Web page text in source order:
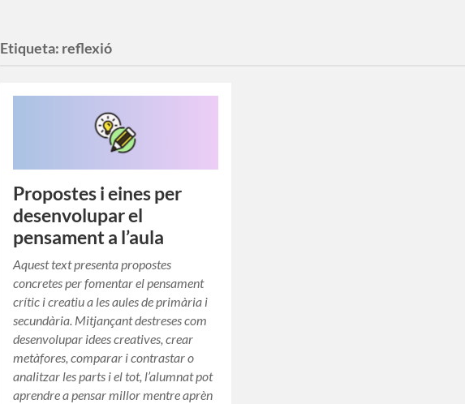
Etiqueta: reflexió
Propostes i eines per
desenvolupar el
pensament a l’aula
Aquest text presenta propostes
concretes per fomentar el pensament
crític i creatiu a les aules de primària i
secundària. Mitjançant destreses com
desenvolupar idees creatives, crear
metàfores, comparar i contrastar o
analitzar les parts i el tot, l’alumnat pot
aprendre a pensar millor mentre aprèn